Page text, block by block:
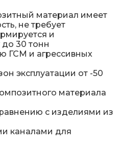
материал имеет
не требует
и
30 тонн
ГСМ и агрессивных
эксплуатации от -50
материала
с изделиями из
каналами для